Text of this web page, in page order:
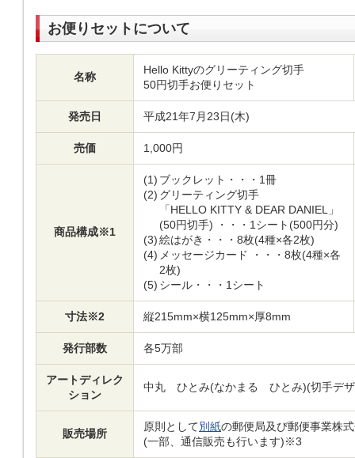
お便りセットについて
名称
Hello Kittyのグリーティング切手
50円切手お便りセット
発売日 平成21年7月23日(木)
売価 1,000円
商品構成※1
(1) ブックレット・・・1冊
(2) グリーティング切手
「HELLO KITTY & DEAR DANIEL」
(50円切手) ・・・1シート(500円分)
(3)絵はがき・・・8枚(4種×各2枚)
(4) メッセージカード ・・・8枚(4種×各
2枚)
(5) シール・・・1シート
寸法※2 縦215mm×横125mm×厚8mm
発行部数 各5万部
アートディレク
ション
中丸 ひとみ(なかまる ひとみ)(切手デ
販売場所
原則として別紙の郵便局及び郵便事業株
(一部、通信販売も行います)※3